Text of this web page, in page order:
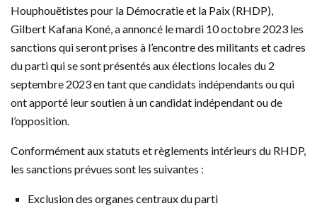
Houphouëtistes pour la Démocratie et la Paix (RHDP),
Gilbert Kafana Koné, a annoncé le mardi 10 octobre 2023 les
sanctions qui seront prises à l’encontre des militants et cadres
du parti qui se sont présentés aux élections locales du 2
septembre 2023 en tant que candidats indépendants ou qui
ont apporté leur soutien à un candidat indépendant ou de
l’opposition.
Conformément aux statuts et règlements intérieurs du RHDP,
les sanctions prévues sont les suivantes :
Exclusion des organes centraux du parti